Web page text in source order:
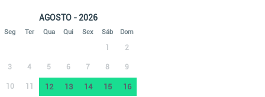
AGOSTO - 2026
Seg Ter Qua Qui Sex Sáb Dom
1 2
3 4 5 6 7 8 9
10 11 12 13 14 15 16